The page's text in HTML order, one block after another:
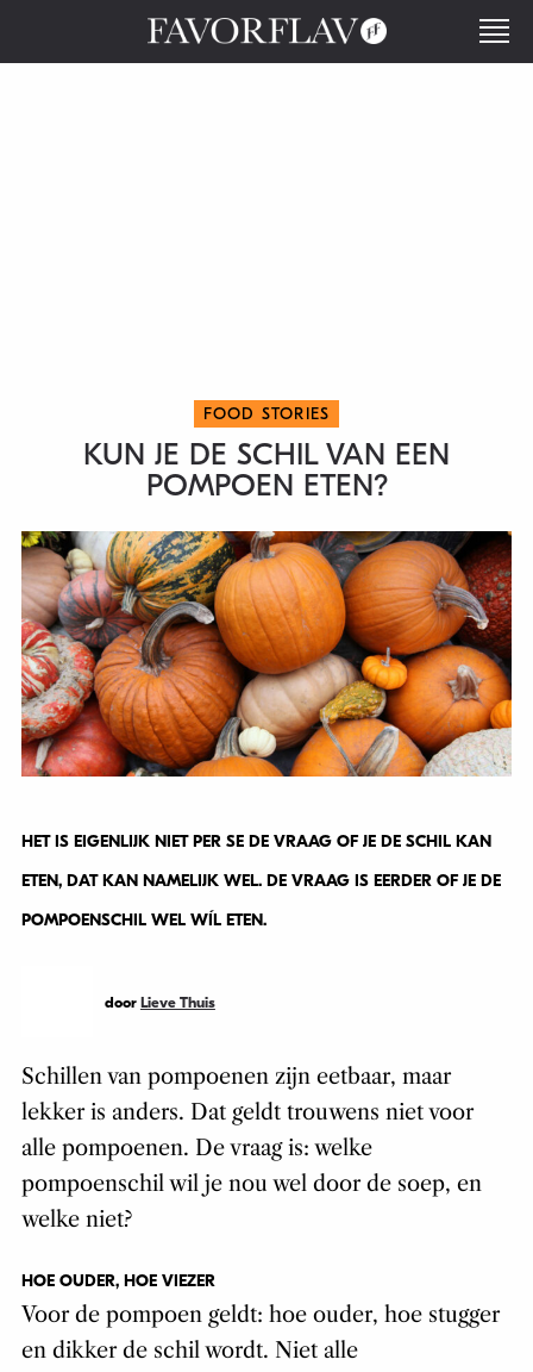
FOOD STORIES
KUN JE DE SCHIL VAN EEN
POMPOEN ETEN?
HET IS EIGENLIJK NIET PER SE DE VRAAG OF JE DE SCHIL KAN
ETEN, DAT KAN NAMELIJK WEL. DE VRAAG IS EERDER OF JE DE
POMPOENSCHIL WEL WÍL ETEN.
door Lieve Thuis
Schillen van pompoenen zijn eetbaar, maar
lekker is anders. Dat geldt trouwens niet voor
alle pompoenen. De vraag is: welke
pompoenschil wil je nou wel door de soep, en
welke niet?
HOE OUDER, HOE VIEZER
Voor de pompoen geldt: hoe ouder, hoe stugger
en dikker de schil wordt. Niet alle